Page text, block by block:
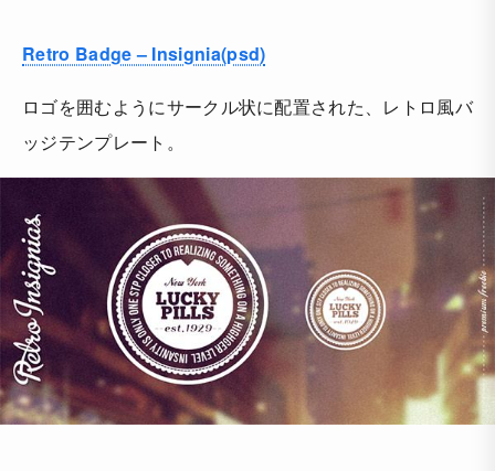
Retro Badge – Insignia(psd)
ロゴを囲むようにサークル状に配置された、レトロ風バ
ッジテンプレート。